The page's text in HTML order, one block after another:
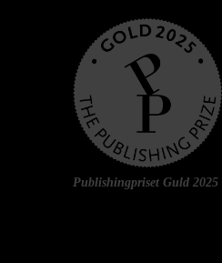
Publishingpriset Guld 2025